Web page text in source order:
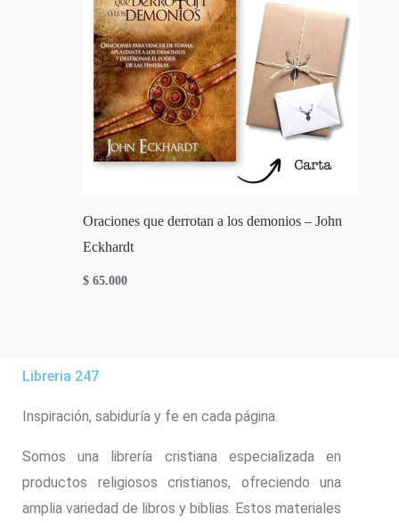
Oraciones que derrotan a los demonios – John
Eckhardt
$ 65.000
Libreria 247
Inspiración, sabiduría y fe en cada página.
Somos una librería cristiana especializada en
productos religiosos cristianos, ofreciendo una
amplia variedad de libros y biblias. Estos materiales